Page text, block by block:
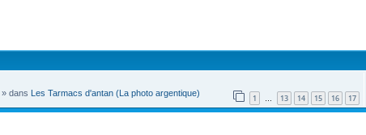
» dans Les Tarmacs d'antan (La photo argentique) 1 … 13 14 15 16 17